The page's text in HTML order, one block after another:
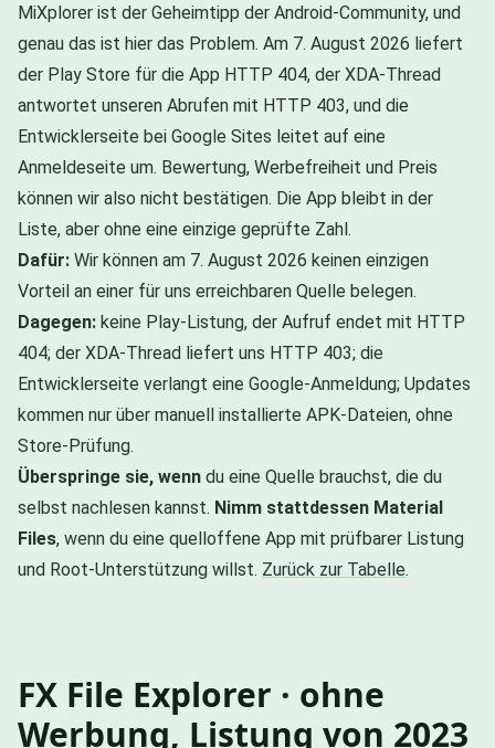
MiXplorer ist der Geheimtipp der Android-Community, und
genau das ist hier das Problem. Am 7. August 2026 liefert
der Play Store für die App HTTP 404, der XDA-Thread
antwortet unseren Abrufen mit HTTP 403, und die
Entwicklerseite bei Google Sites leitet auf eine
Anmeldeseite um. Bewertung, Werbefreiheit und Preis
können wir also nicht bestätigen. Die App bleibt in der
Liste, aber ohne eine einzige geprüfte Zahl.
Dafür: Wir können am 7. August 2026 keinen einzigen
Vorteil an einer für uns erreichbaren Quelle belegen.
Dagegen: keine Play-Listung, der Aufruf endet mit HTTP
404; der XDA-Thread liefert uns HTTP 403; die
Entwicklerseite verlangt eine Google-Anmeldung; Updates
kommen nur über manuell installierte APK-Dateien, ohne
Store-Prüfung.
Überspringe sie, wenn du eine Quelle brauchst, die du
selbst nachlesen kannst. Nimm stattdessen Material
Files, wenn du eine quelloffene App mit prüfbarer Listung
und Root-Unterstützung willst. Zurück zur Tabelle.
FX File Explorer · ohne
Werbung, Listung von 2023